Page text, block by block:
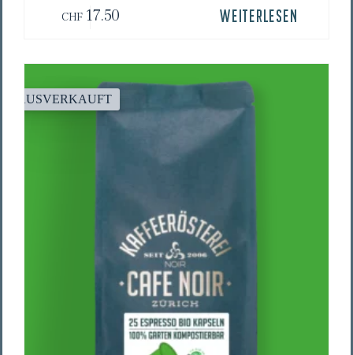
CHF17.50 WEITERLESEN
AUSVERKAUFT